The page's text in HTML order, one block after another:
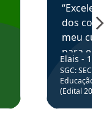
dos
meu
para
colocar
através
de
Elais - 15/
SGC: SEC BA
Educação
(Edital